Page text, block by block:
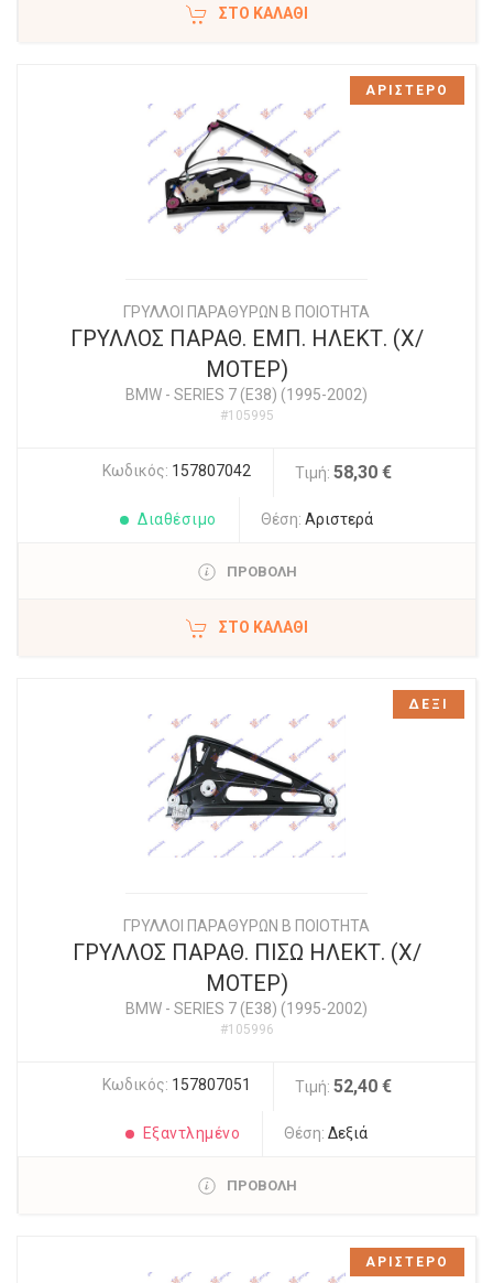
ΣΤΟ ΚΑΛΆΘΙ
ΓΡΥΛΛΟΙ ΠΑΡΑΘΥΡΩΝ Β ΠΟΙΟΤΗΤΑ
ΓΡΥΛΛΟΣ ΠΑΡΑΘ. ΕΜΠ. ΗΛΕΚΤ. (Χ/
ΜΟΤΕΡ)
BMW - SERIES 7 (E38) (1995-2002)
#105995
Κωδικός: 157807042 Τιμή: 58,30 €
Διαθέσιμο Θέση: Αριστερά
ΠΡΟΒΟΛΗ
ΣΤΟ ΚΑΛΆΘΙ
ΑΡΙΣΤΕΡΟ
ΓΡΥΛΛΟΙ ΠΑΡΑΘΥΡΩΝ Β ΠΟΙΟΤΗΤΑ
ΓΡΥΛΛΟΣ ΠΑΡΑΘ. ΠΙΣΩ ΗΛΕΚΤ. (Χ/
ΜΟΤΕΡ)
BMW - SERIES 7 (E38) (1995-2002)
#105996
Κωδικός: 157807051 Τιμή: 52,40 €
Εξαντλημένο Θέση:Δεξιά
ΠΡΟΒΟΛΗ
ΔΕΞΙ
ΑΡΙΣΤΕΡΟ